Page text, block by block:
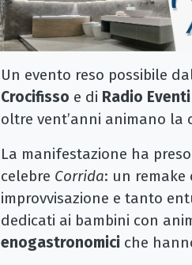
Un evento reso possibile
Crocifisso e di Radio
oltre vent’anni animano la
La manifestazione ha
celebre Corrida: un
improvvisazione e tanto
dedicati ai bambini con
enogastronomici che